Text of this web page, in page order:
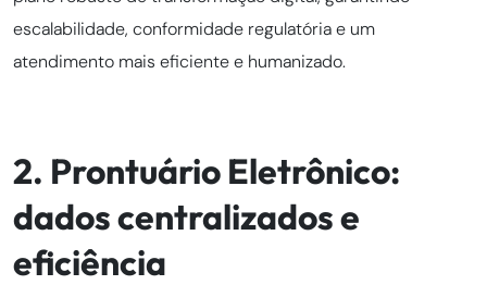
escalabilidade, conformidade regulatória e um
atendimento mais eficiente e humanizado.
2. Prontuário Eletrônico:
dados centralizados e
eficiência